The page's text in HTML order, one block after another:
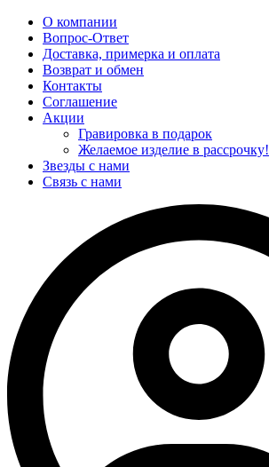
О компании
Вопрос-Ответ
Доставка, примерка и оплата
Возврат и обмен
Контакты
Соглашение
Акции
Гравировка в подарок
Желаемое изделие в рассрочку!
Звезды с нами
Связь с нами